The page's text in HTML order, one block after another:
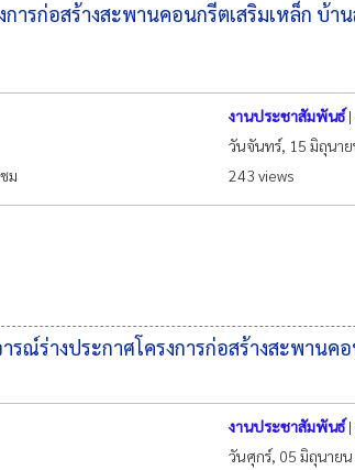
การก่อสร้างสะพานคอนกรีตเสริมเหล็ก
งานประชาสัมพันธ์|
วันจันทร์, 15 มิถุนา
ม
243 views
ณ์ร่างประกาศโครงการก่อสร้างสะพาน
งานประชาสัมพันธ์|
วันศุกร์, 05 มิถุนาย